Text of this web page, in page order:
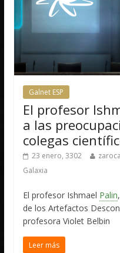
Galnet ESP
El profesor
a las
colegas
23 enero, 3302 zaroca
Galaxia
El profesor Ishmael Palin
de los Artefactos
profesora Violet Belbin
Leer más